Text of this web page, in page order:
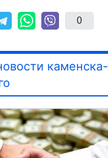
0
каменска-